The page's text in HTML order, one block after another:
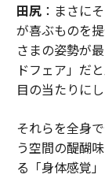
田尻：まさに
が喜ぶものを
さまの姿勢が
ドフェア」だ
目の当たりに
それらを全身
う空間の醍醐
る「身体感覚